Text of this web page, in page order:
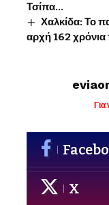
Τσίπα…
Χαλκίδα: Το
αρχή 162 χρόνια
X